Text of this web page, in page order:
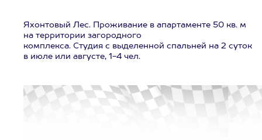
Яхонтовый Лес. Проживание в апартаменте 50 кв. м
на территории загородного
комплекса. Студия с выделенной спальней на 2 суток
в июле или августе, 1-4 чел.